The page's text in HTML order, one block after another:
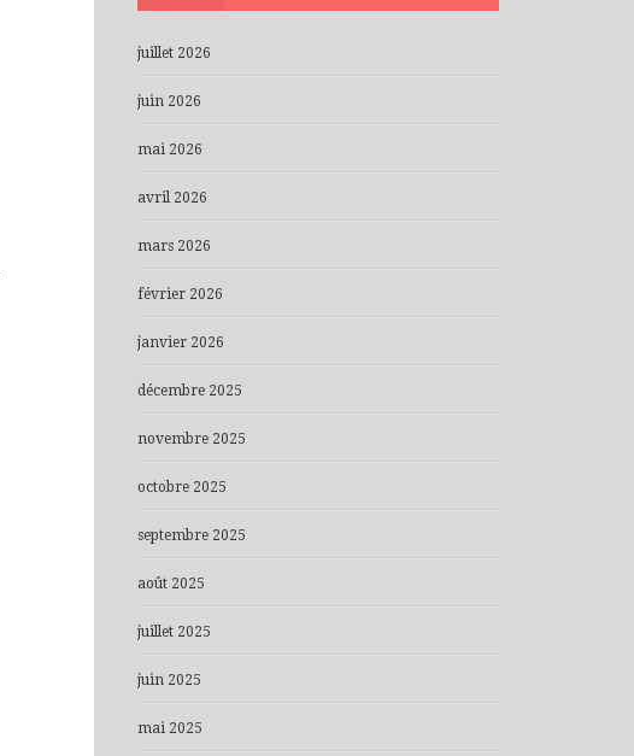
juillet 2026
juin 2026
mai 2026
avril 2026
mars 2026
février 2026
janvier 2026
décembre 2025
novembre 2025
octobre 2025
septembre 2025
août 2025
juillet 2025
juin 2025
mai 2025